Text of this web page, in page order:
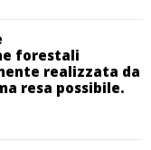
forestali
realizzata da
resa possibile.